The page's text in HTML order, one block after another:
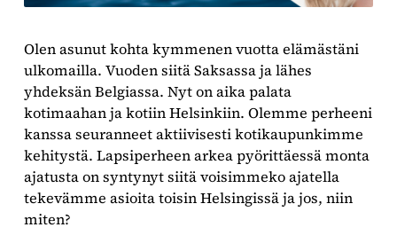
Olen asunut kohta kymmenen vuotta elämästäni
ulkomailla. Vuoden siitä Saksassa ja lähes
yhdeksän Belgiassa. Nyt on aika palata
kotimaahan ja kotiin Helsinkiin. Olemme perheeni
kanssa seuranneet aktiivisesti kotikaupunkimme
kehitystä. Lapsiperheen arkea pyörittäessä monta
ajatusta on syntynyt siitä voisimmeko ajatella
tekevämme asioita toisin Helsingissä ja jos, niin
miten?